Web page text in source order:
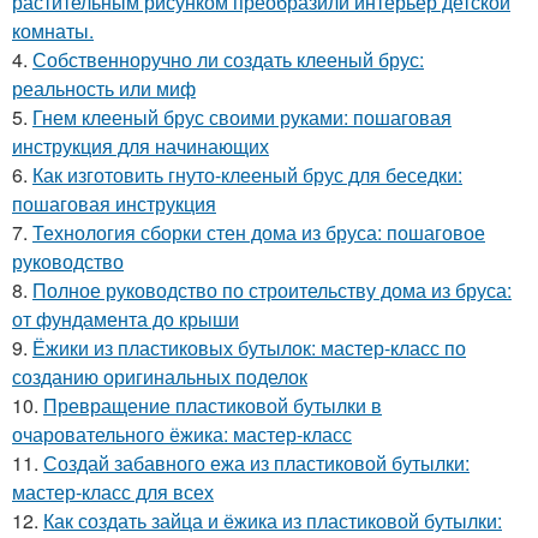
комнаты.
4. Собственноручно ли создать клееный брус:
реальность или миф
5. Гнем клееный брус своими руками: пошаговая
инструкция для начинающих
6. Как изготовить гнуто-клееный брус для беседки:
пошаговая инструкция
7. Технология сборки стен дома из бруса: пошаговое
руководство
8. Полное руководство по строительству дома из бруса:
от фундамента до крыши
9. Ёжики из пластиковых бутылок: мастер-класс по
созданию оригинальных поделок
10. Превращение пластиковой бутылки в
очаровательного ёжика: мастер-класс
11. Создай забавного ежа из пластиковой бутылки:
мастер-класс для всех
12. Как создать зайца и ёжика из пластиковой бутылки: